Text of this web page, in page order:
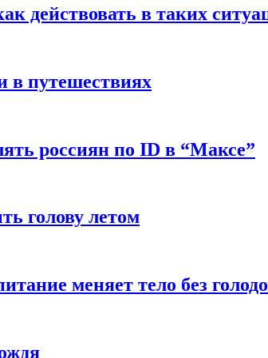
действовать в таких
в путешествиях
россиян по ID в “Максе”
голову летом
меняет тело без